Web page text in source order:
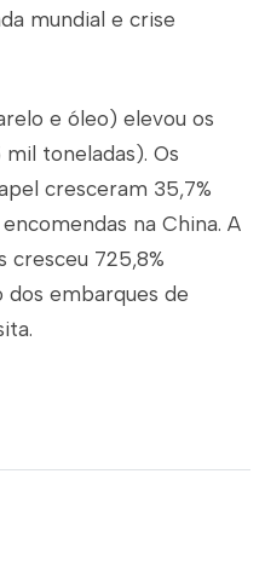
mundial e crise
e óleo) elevou os
toneladas). Os
cresceram 35,7%
na China. A
cresceu 725,8%
dos embarques de